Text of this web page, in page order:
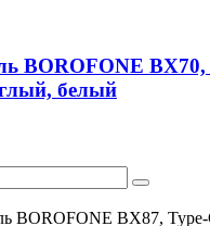
BOROFONE
белый